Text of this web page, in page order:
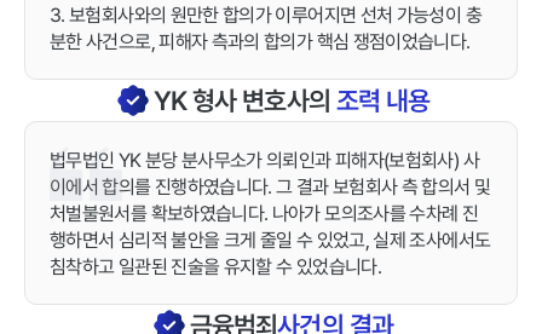
3. 보험회사와의 원만한 합의가 이루어지면 선처 가능성이 충
분한 사건으로, 피해자 측과의 합의가 핵심 쟁점이었습니다.
YK형사변호사의조력 내용
법무법인 YK 분당 분사무소가 의뢰인과 피해자(보험회사) 사
이에서 합의를 진행하였습니다. 그 결과 보험회사 측 합의서 및
처벌불원서를 확보하였습니다. 나아가 모의조사를 수차례 진
행하면서 심리적 불안을 크게 줄일 수 있었고, 실제 조사에서도
침착하고 일관된 진술을 유지할 수 있었습니다.
금융범죄사건의 결과